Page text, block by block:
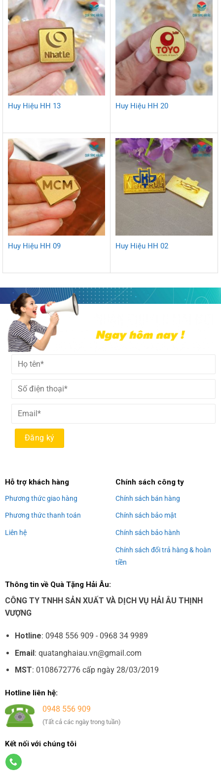
Huy Hiệu HH 13 Huy Hiệu HH 20
Huy Hiệu HH 09 Huy Hiệu HH 02
Hỗ trợ khách hàng
Phương thức giao hàng
Phương thức thanh toán
Liên hệ
Chính sách công ty
Chính sách bán hàng
Chính sách bảo mật
Chính sách bảo hành
Chính sách đổi trả hàng & hoàn
tiền
Thông tin về Quà Tặng Hải Âu:
CÔNG TY TNHH SẢN XUẤT VÀ DỊCH VỤ HẢI ÂU THỊNH
VƯỢNG
Hotline: 0948 556 909 - 0968 34 9989
Email: quatanghaiau.vn@gmail.com
MST: 0108672776 cấp ngày 28/03/2019
Hotline liên hệ:
0948 556 909
(Tất cả các ngày trong tuần)
Kết nối với chúng tôi